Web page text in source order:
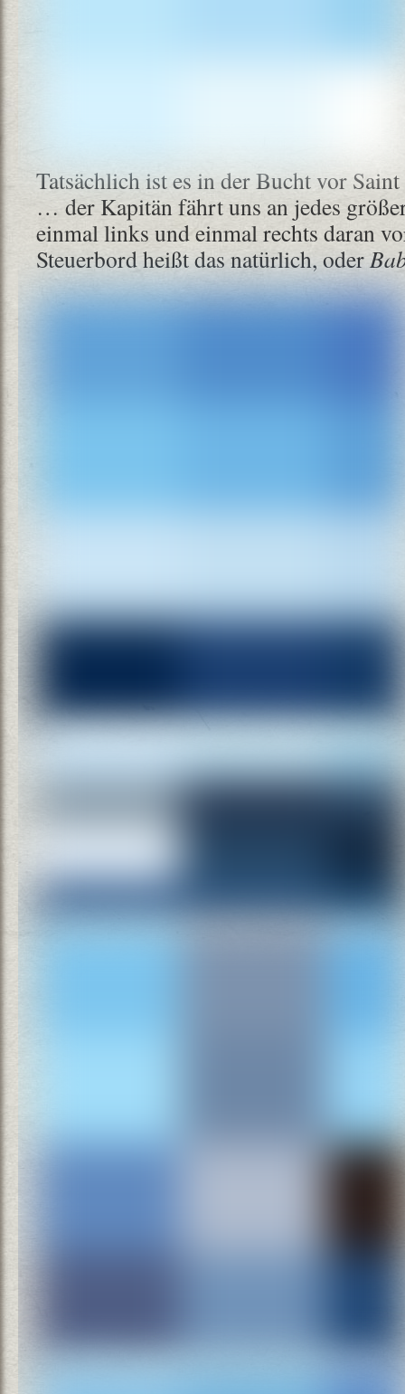
Tatsächlich ist es in der Bucht vor
… der Kapitän fährt uns an jedes
einmal links und einmal rechts daran
Steuerbord heißt das natürlich, oder